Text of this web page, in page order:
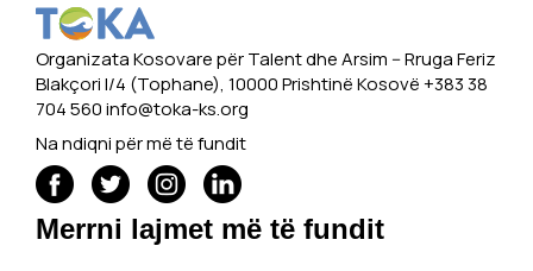
Organizata Kosovare për Talent dhe Arsim -- Rruga Feriz
Blakçori I/4 (Tophane), 10000 Prishtinë Kosovë +383 38
704 560info@toka-ks.org
Na ndiqni për më të fundit
Merrni lajmet më të fundit